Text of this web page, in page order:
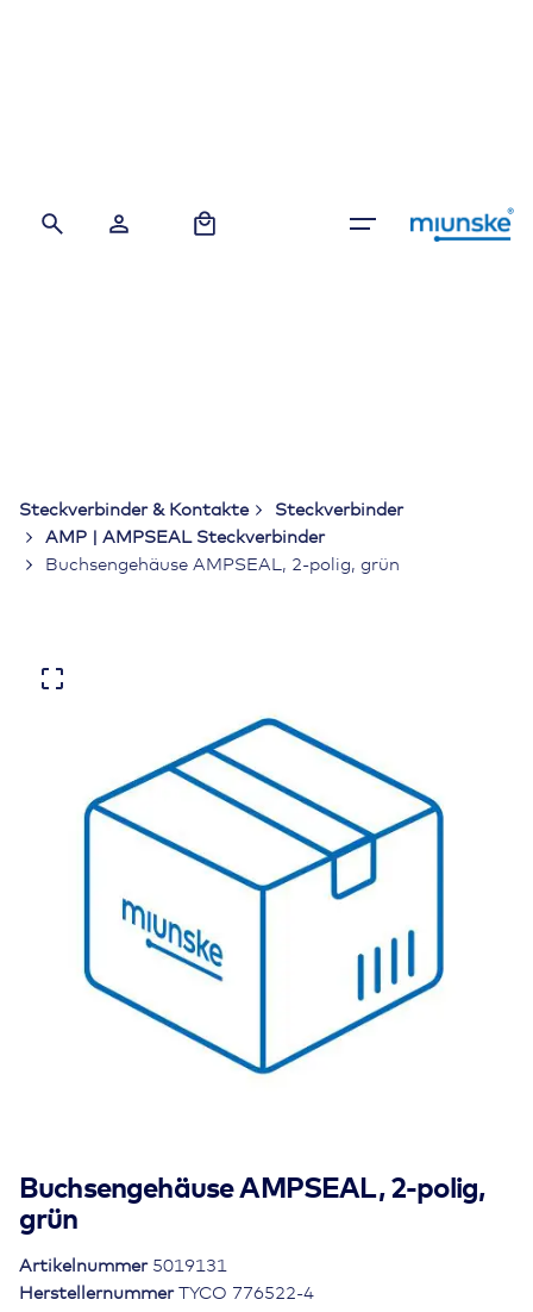
Steckverbinder & Kontakte
Steckverbinder
AMP | AMPSEAL Steckverbinder
Buchsengehäuse AMPSEAL, 2-polig, grün
Buchsengehäuse AMPSEAL, 2-polig,
grün
Herstellernummer TYCO 776522-4
Artikelnummer 5019131